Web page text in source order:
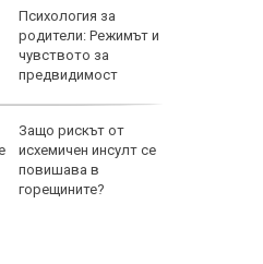
Психология за
родители: Режимът и
чувството за
предвидимост
Защо рискът от
исхемичен инсулт се
повишава в
горещините?